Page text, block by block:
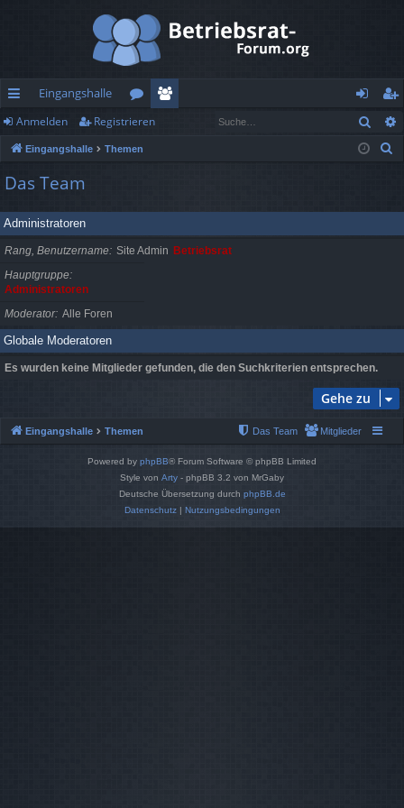
ch
ne
llz
ug
f
Eingangshalle
or
en
r
n
m
de
eg
ist
re
Anmelden Registrieren
Eingangshalle Themen
Das Team
Administratoren
Rang, Benutzername Site Admin Betriebsrat
Hauptgruppe
Administratoren
Moderator Alle Foren
Globale Moderatoren
Es wurden keine Mitglieder gefunden, die den Suchkriterien entsprechen.
Gehe zu
Eingangshalle Themen Mitglieder
Das Team
Powered by phpBB® Forum Software © phpBB Limited
Style von Arty - phpBB 3.2 von MrGaby
Deutsche Übersetzung durch phpBB.de
Datenschutz| Nutzungsbedingungen